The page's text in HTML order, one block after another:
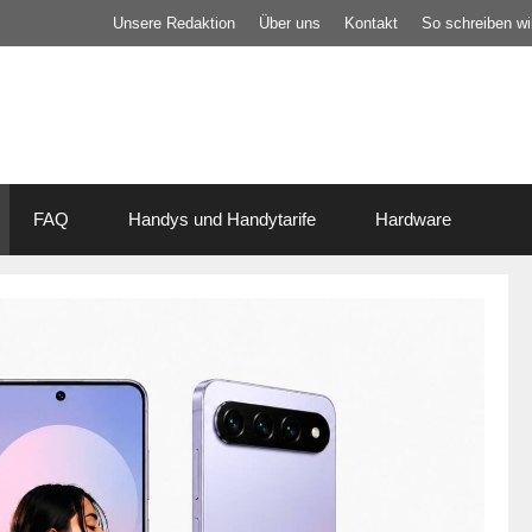
Unsere Redaktion Über uns Kontakt So schreiben
FAQ Handys und Handytarife Hardware